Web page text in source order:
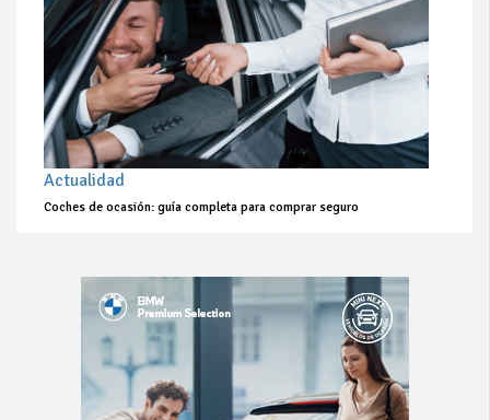
Actualidad
Coches de ocasión: guía completa para comprar seguro